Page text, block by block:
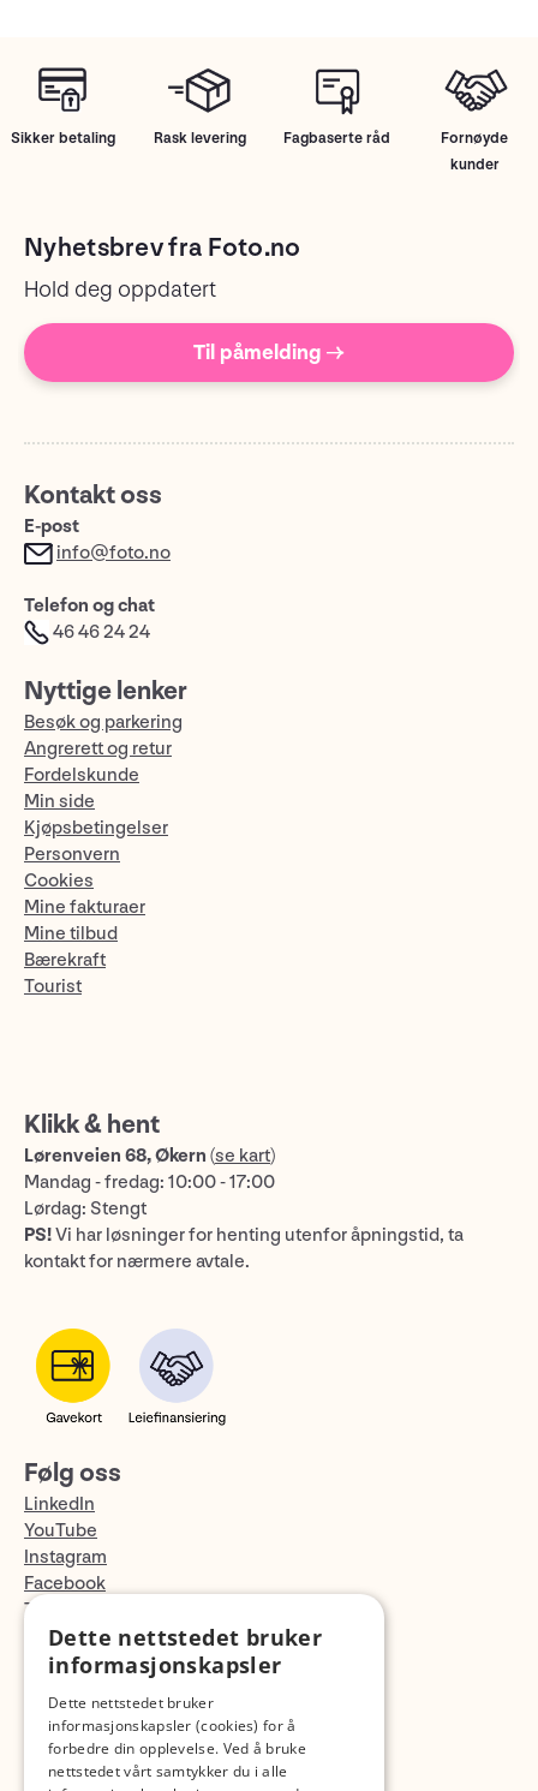
Sikker betaling Rask levering Fagbaserte råd
Fornøyde
kunder
Nyhetsbrev fra Foto.no
Hold deg oppdatert
Til påmelding →
Kontakt oss
E-post
info@foto.no
Telefon og chat
46 46 24 24
Nyttige lenker
Besøk og parkering
Angrerett og retur
Fordelskunde
Min side
Kjøpsbetingelser
Personvern
Cookies
Mine fakturaer
Mine tilbud
Bærekraft
Tourist
Klikk & hent
Lørenveien 68, Økern (se kart)
Mandag - fredag: 10:00 - 17:00
Lørdag: Stengt
PS!Vi har løsninger for henting utenfor åpningstid, ta
kontakt for nærmere avtale.
Følg oss
LinkedIn
YouTube
Instagram
Facebook
TikTok
Fotopodden
Dette nettstedet bruker
informasjonskapsler
Dette nettstedet bruker
informasjonskapsler (cookies) for å
forbedre din opplevelse. Ved å bruke
nettstedet vårt samtykker du i alle